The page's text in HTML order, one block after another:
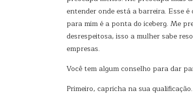
entender onde está a barreira. Esse
para mim é a ponta do iceberg. Me
desrespeitosa, isso a mulher sabe
empresas.
Você tem algum conselho para dar
Primeiro, capricha na sua